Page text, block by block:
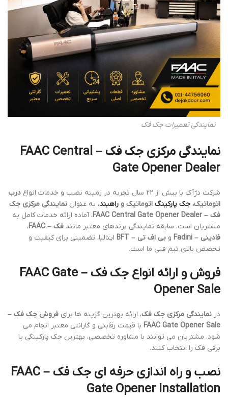
نمایندگی تعمیرات جک فک
نمایندگی مرکزی جک فک – FAAC Central
Gate Opener Dealer
شرکت دژآک با بیش از 22 سال تجربه در زمینه نصب و خدمات انواع
درب
اتوماتیک، جک پارکینگ اتوماتیک و راهبند، به عنوان نمایندگی مرکزی جک
فک – FAAC Central Gate Opener Dealer
، آماده ارائه خدمات کامل به
مشتریان است. سابقه نمایندگی برندهای معتبر مانند فک – FAAC
،
فادینی – Fadini
و بی اف تی – BFT
ایتالیا، تضمینی برای کیفیت و
تخصص بالای تیم فنی ما است.
فروش و ارائه انواع جک فک – FAAC Gate
Opener Sale
در نمایندگی مرکزی جک فک، ارائه بهترین گزینه ها برای فروش جک فک –
FAAC Gate Opener Sale با قیمت رقابتی و گارانتی معتبر انجام می
شود. مشتریان می توانند با مشاوره تخصصی، بهترین جک پارکینگی یا
برقی فک را انتخاب کنند.
نصب و راه اندازی حرفه ای جک فک – FAAC
Gate Opener Installation